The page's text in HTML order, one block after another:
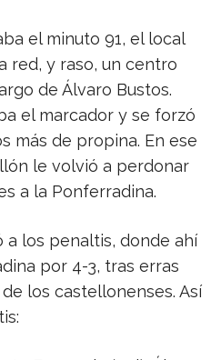
el minuto 91, el local
red, y raso, un centro
de Álvaro Bustos.
el marcador y se forzó
más de propina. En ese
le volvió a perdonar
a la Ponferradina.
los penaltis, donde ahí
por 4-3, tras erras
los castellonenses. Así